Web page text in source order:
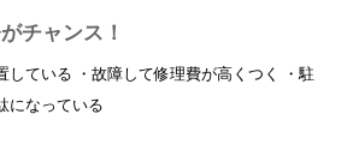
チャンス！
している ・故障して修理費が高くつく ・駐
になっている